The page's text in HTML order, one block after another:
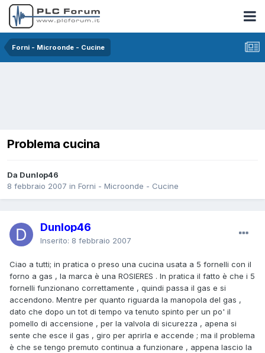
Forni - Microonde - Cucine
Problema cucina
Da Dunlop46
8 febbraio 2007 in Forni - Microonde - Cucine
Dunlop46
Inserito: 8 febbraio 2007
Ciao a tutti; in pratica o preso una cucina usata a 5 fornelli con il
forno a gas , la marca è una ROSIERES . In pratica il fatto è che i 5
fornelli funzionano correttamente , quindi passa il gas e si
accendono. Mentre per quanto riguarda la manopola del gas ,
dato che dopo un tot di tempo va tenuto spinto per un po' il
pomello di accensione , per la valvola di sicurezza , apena si
sente che esce il gas , giro per aprirla e accende ; ma il problema
è che se tengo premuto continua a funzionare , appena lascio la